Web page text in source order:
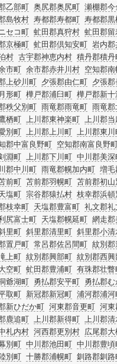
乙部町 奥尻郡奥尻町 瀬棚郡今
島牧村 寿都郡寿都町 寿都郡黒
セコ町 虻田郡真狩村 虻田郡留
京極町 虻田郡倶知安町 岩内郡
村 古宇郡神恵内村 積丹郡積丹
市町 余市郡赤井川村 空知郡南
上砂川町 夕張郡由仁町 夕張
形町 樺戸郡浦臼町 樺戸郡新十
秩父別町 雨竜郡雨竜町 雨竜郡
栖町 上川郡東神楽町 上川郡当
別町 上川郡上川町 上川郡東川
郡中富良野町 空知郡南富良野
淵町 上川郡下川町 中川郡美深
郡中川町 雨竜郡幌加内町 増毛
前町 苫前郡羽幌町 苫前郡初山
塩町 宗谷郡猿払村 枝幸郡浜頓
枝幸町 天塩郡豊富町 礼文郡礼
尻富士町 天塩郡幌延町 網走郡
里町 斜里郡清里町 斜里郡小清
置戸町 常呂郡佐呂間町 紋別郡
上町 紋別郡興部町 紋別郡西興
空町 虻田郡豊浦町 有珠郡壮瞥
爺湖町 勇払郡安平町 勇払郡
取町 新冠郡新冠町 浦河郡浦河
新ひだか町 河東郡音更町 河東
鹿追町 上川郡新得町 上川郡清
札内村 河西郡更別村 広尾郡大
別町 中川郡池田町 中川郡豊頃
別町 十勝郡浦幌町 釧路郡釧路